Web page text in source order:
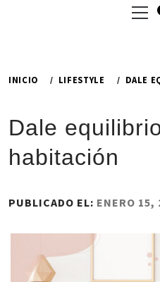
INICIO LIFESTYLE DALE
Dale
habitación
PUBLICADO EL: ENERO 15,